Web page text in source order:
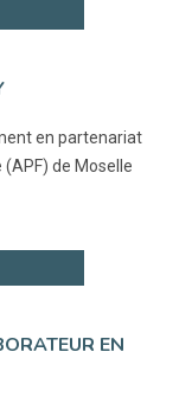
en partenariat
de Moselle
EN